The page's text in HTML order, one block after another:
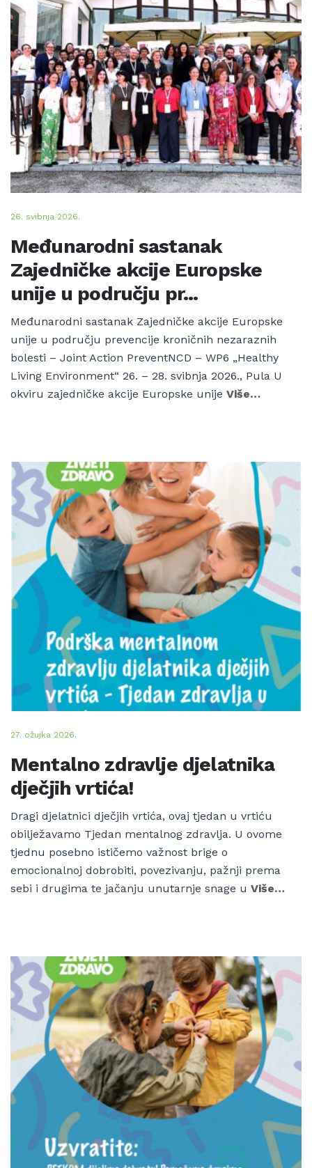
26. svibnja 2026.
Međunarodni sastanak
Zajedničke akcije Europske
unije u području pr...
Međunarodni sastanak Zajedničke akcije Europske
unije u području prevencije kroničnih nezaraznih
bolesti – Joint Action PreventNCD – WP6 „Healthy
Living Environment“ 26. – 28. svibnja 2026., Pula U
okviru zajedničke akcije Europske unije Više…
27. ožujka 2026.
Mentalno zdravlje djelatnika
dječjih vrtića!
Dragi djelatnici dječjih vrtića, ovaj tjedan u vrtiću
obilježavamo Tjedan mentalnog zdravlja. U ovome
tjednu posebno ističemo važnost brige o
emocionalnoj dobrobiti, povezivanju, pažnji prema
sebi i drugima te jačanju unutarnje snage u Više…